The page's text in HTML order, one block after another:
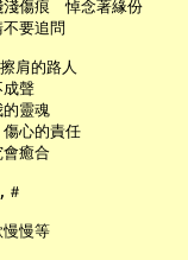
傷痕　悼念著緣份
要追問
肩的路人
聲
靈魂
心的責任
癒合